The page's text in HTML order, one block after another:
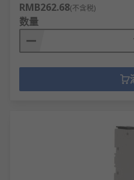
RMB262.68(不含税)
数量